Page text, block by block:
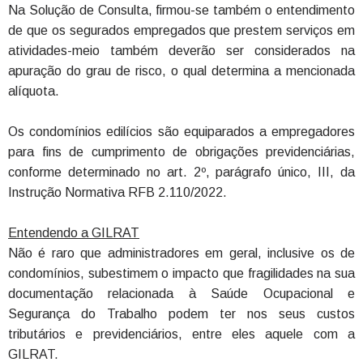
Na Solução de Consulta, firmou-se também o entendimento
de que os segurados empregados que prestem serviços em
atividades-meio também deverão ser considerados na
apuração do grau de risco, o qual determina a mencionada
alíquota.
Os condomínios edilícios são equiparados a empregadores
para fins de cumprimento de obrigações previdenciárias,
conforme determinado no art. 2º, parágrafo único, III, da
Instrução Normativa RFB 2.110/2022.
Entendendo a GILRAT
Não é raro que administradores em geral, inclusive os de
condomínios, subestimem o impacto que fragilidades na sua
documentação relacionada à Saúde Ocupacional e
Segurança do Trabalho podem ter nos seus custos
tributários e previdenciários, entre eles aquele com a
GILRAT.